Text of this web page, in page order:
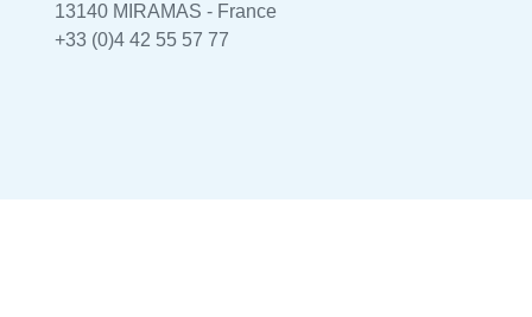
13140 MIRAMAS - France
+33 (0)4 42 55 57 77